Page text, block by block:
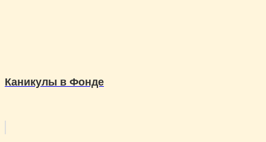
Каникулы в Фонде